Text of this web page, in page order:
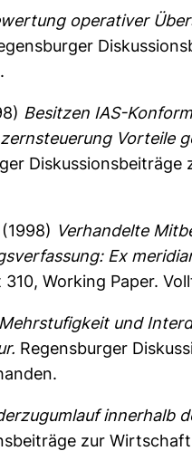
operativer
Besitzen IAS-
Vorteile
(1998) Verhandelte
Ex
310, Working Paper.
und
Regensburger
innerhalb
zur